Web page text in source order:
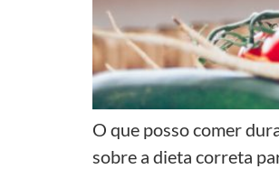
O que posso comer
sobre a dieta correta